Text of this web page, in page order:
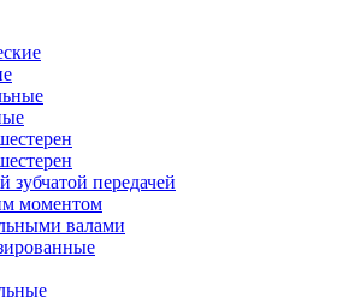
зубчатой передачей
моментом
валами